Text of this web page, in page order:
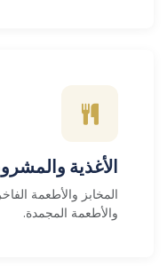
الأغذية
المخابز والأطعمة
والأطعمة المجمدة.